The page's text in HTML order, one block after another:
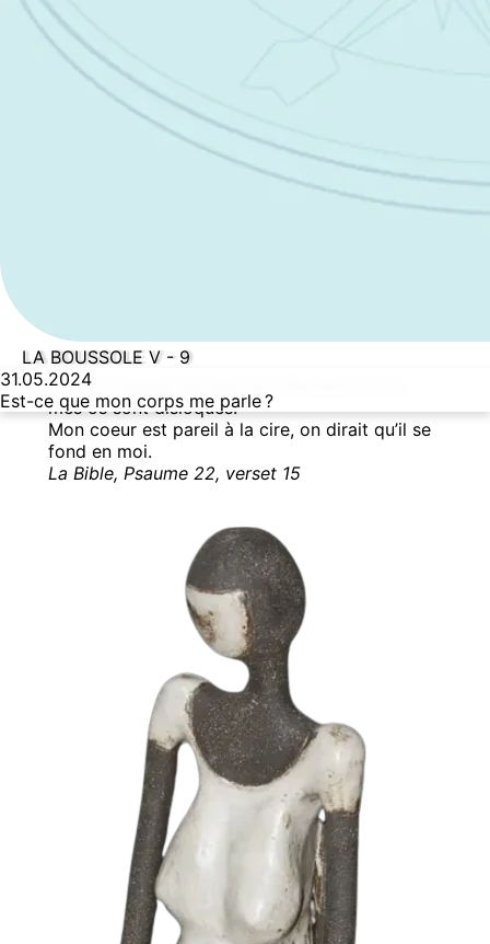
LA BOUSSOLE V - 9
31.05.2024
Est-ce que mon corps me parle ?
Je suis comme une eau qui s’écoule et tous
mes os sont disloqués.
Mon coeur est pareil à la cire, on dirait qu’il se
fond en moi.
La Bible, Psaume 22, verset 15